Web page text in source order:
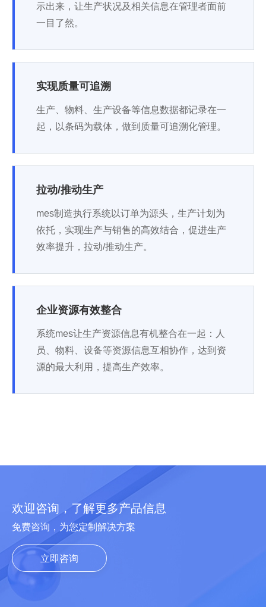
示出来，让生产状况及相关信息在管理者面前
一目了然。
实现质量可追溯
生产、物料、生产设备等信息数据都记录在一
起，以条码为载体，做到质量可追溯化管理。
拉动/推动生产
mes制造执行系统以订单为源头，生产计划为
依托，实现生产与销售的高效结合，促进生产
效率提升，拉动/推动生产。
企业资源有效整合
系统mes让生产资源信息有机整合在一起：人
员、物料、设备等资源信息互相协作，达到资
源的最大利用，提高生产效率。
欢迎咨询，了解更多产品信息
免费咨询，为您定制解决方案
立即咨询